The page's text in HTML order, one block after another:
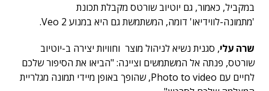
במקביל, כאמור, גם יוטיוב שורטס מקבלת תכונת
'מתמונה-לווידיאו' דומה, המשתמשת גם היא במנוע Veo 2.
שרה עלי, סגנית נשיא לניהול מוצר וחוויות יצירה ב-יוטיוב
שורטס, פנתה אל המשתמשים וציינה: "הביאו את הסיפור שלכם
לחיים עם Photo to video, שהופך באופן מיידי תמונה מגלריית